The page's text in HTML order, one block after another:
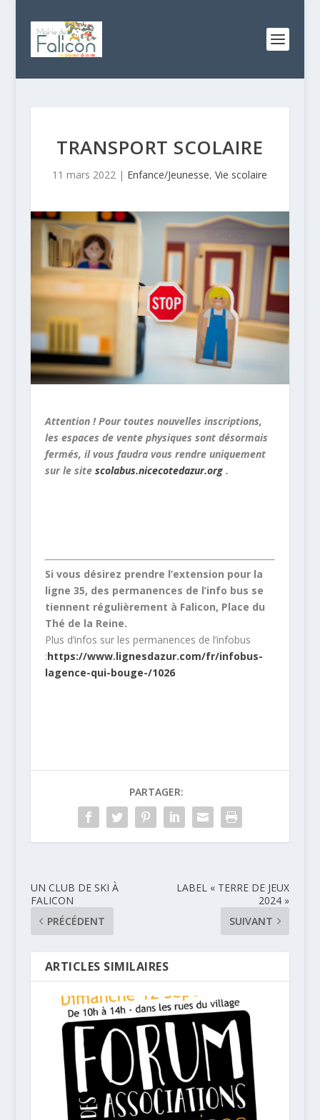
TRANSPORT SCOLAIRE
11 mars 2022 | Enfance/Jeunesse,Vie scolaire
Attention ! Pour toutes nouvelles inscriptions,
les espaces de vente physiques sont désormais
fermés, il vous faudra vous rendre uniquement
sur le site scolabus.nicecotedazur.org.
Si vous désirez prendre l’extension pour la
ligne 35, des permanences de l’info bus se
tiennent régulièrement à Falicon, Place du
Thé de la Reine.
Plus d’infos sur les permanences de l’infobus
:https://www.lignesdazur.com/fr/infobus-
lagence-qui-bouge-/1026
PARTAGER:
UN CLUB DE SKI À
FALICON
PRÉCÉDENT
LABEL « TERRE DE JEUX
2024 »
SUIVANT
ARTICLES SIMILAIRES